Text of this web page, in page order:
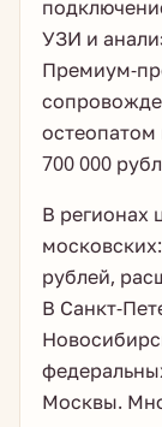
УЗИ и
Премиум-
700 000
В регионах
рублей,
В Санкт-
Москвы.